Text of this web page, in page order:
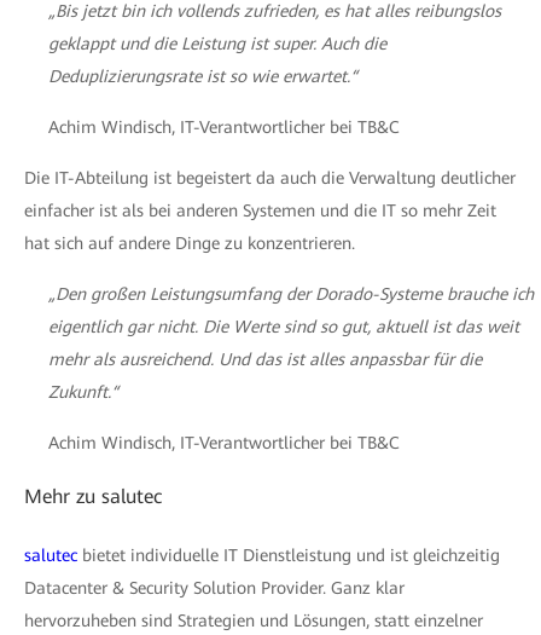
„Bis jetzt bin ich vollends zufrieden, es hat alles reibungslos
geklappt und die Leistung ist super. Auch die
Deduplizierungsrate ist so wie erwartet.“
Achim Windisch, IT-Verantwortlicher bei TB&C
Die IT-Abteilung ist begeistert da auch die Verwaltung deutlicher
einfacher ist als bei anderen Systemen und die IT so mehr Zeit
hat sich auf andere Dinge zu konzentrieren.
„Den großen Leistungsumfang der Dorado-Systeme brauche ich
eigentlich gar nicht. Die Werte sind so gut, aktuell ist das weit
mehr als ausreichend. Und das ist alles anpassbar für die
Zukunft.“
Achim Windisch, IT-Verantwortlicher bei TB&C
Mehr zu salutec
salutec bietet individuelle IT Dienstleistung und ist gleichzeitig
Datacenter & Security Solution Provider. Ganz klar
hervorzuheben sind Strategien und Lösungen, statt einzelner